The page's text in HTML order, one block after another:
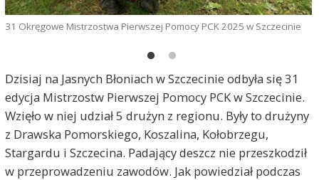
31 Okręgowe Mistrzostwa Pierwszej Pomocy PCK 2025 w Szczecinie
Dzisiaj na Jasnych Błoniach w Szczecinie odbyła się 31
edycja Mistrzostw Pierwszej Pomocy PCK w Szczecinie.
Wzięło w niej udział 5 drużyn z regionu. Były to drużyny
z Drawska Pomorskiego, Koszalina, Kołobrzegu,
Stargardu i Szczecina. Padający deszcz nie przeszkodził
w przeprowadzeniu zawodów. Jak powiedział podczas